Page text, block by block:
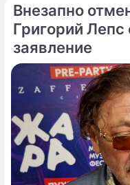
Внезапно
Григорий
заявление